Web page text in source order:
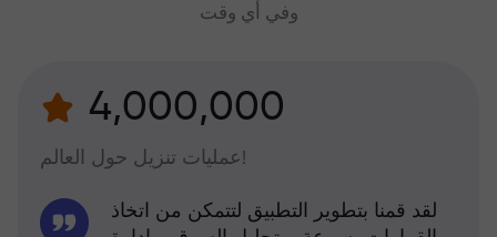
وفي أي وقت
4,000,000
عمليات تنزيل حول العالم!
لقد قمنا بتطوير التطبيق لتتمكن من اتخاذ